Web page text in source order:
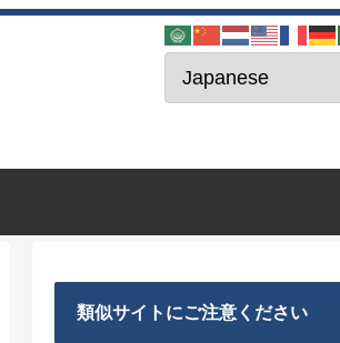
類似サイトにご注意ください